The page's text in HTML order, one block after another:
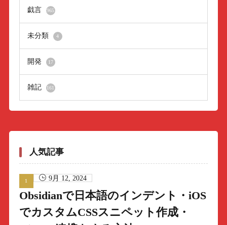
戯言 965
未分類 4
開発 17
雑記 161
人気記事
9月 12, 2024
Obsidianで日本語のインデント・iOS
でカスタムCSSスニペット作成・